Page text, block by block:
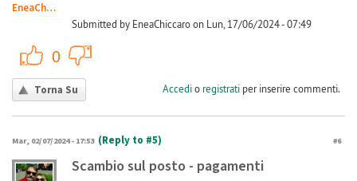
EneaChiccaro
Submitted by EneaChiccaro on Lun, 17/06/2024 - 07:49
0
Torna Su Accedio registratiper inserire commenti.
Mar, 02/07/2024 - 17:53 (Reply to #5) #6
Scambio sul posto - pagamenti